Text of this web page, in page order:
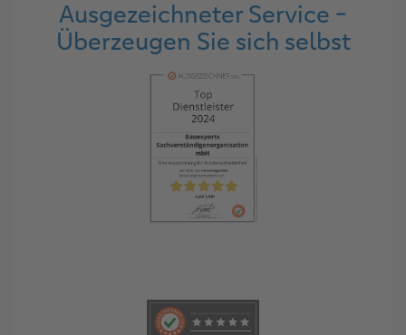
Ausgezeichneter Service -
Überzeugen Sie sich selbst